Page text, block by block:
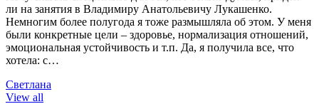
ли на занятия в Владимиру Анатольевичу Лукашенко.
Немногим более полугода я тоже размышляла об этом. У меня
были конкретные цели – здоровье, нормализация отношений,
эмоциональная устойчивость и т.п. Да, я получила все, что
хотела: с…
Светлана
View all